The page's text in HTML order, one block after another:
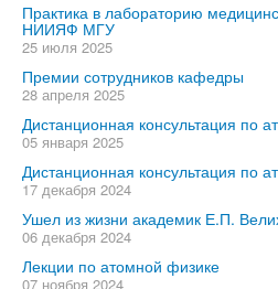
Практика в лабораторию
НИИЯФ МГУ
25 июля 2025
Премии сотрудников кафедры
28 апреля 2025
Дистанционная консультация по
05 января 2025
Дистанционная консультация по
17 декабря 2024
Ушел из жизни академик Е.П.
06 декабря 2024
Лекции по атомной физике
07 ноября 2024